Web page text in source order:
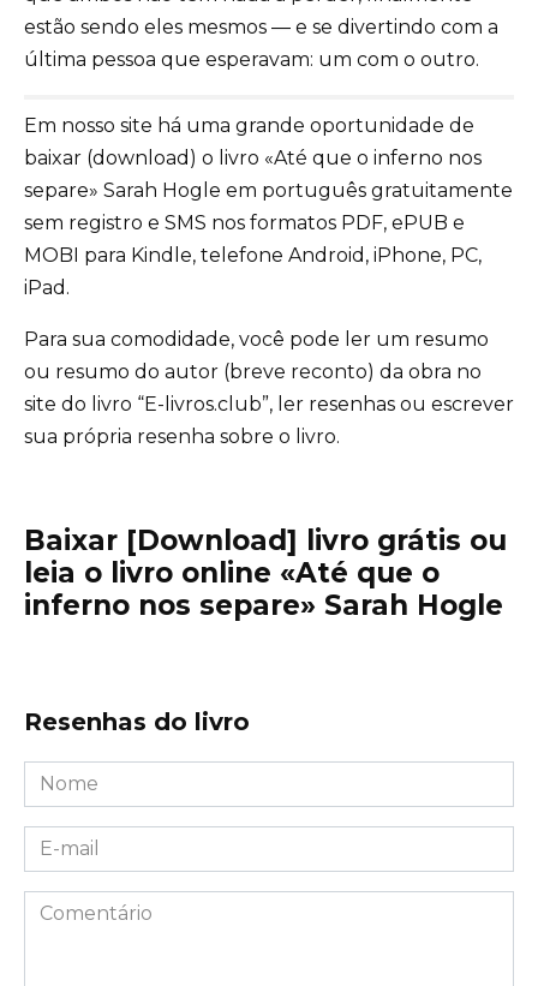
estão sendo eles mesmos ― e se divertindo com a
última pessoa que esperavam: um com o outro.
Em nosso site há uma grande oportunidade de
baixar (download) o livro «Até que o inferno nos
separe» Sarah Hogle em português gratuitamente
sem registro e SMS nos formatos PDF, ePUB e
MOBI para Kindle, telefone Android, iPhone, PC,
iPad.
Para sua comodidade, você pode ler um resumo
ou resumo do autor (breve reconto) da obra no
site do livro “E-livros.club”, ler resenhas ou escrever
sua própria resenha sobre o livro.
Baixar [Download] livro grátis ou
leia o livro online «Até que o
inferno nos separe» Sarah Hogle
Resenhas do livro
Nome
*
E-
mail
*Comentário